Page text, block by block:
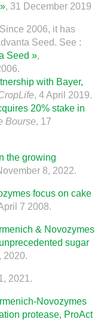
, 31 December 2019
2006, it has
Seed. See :
Seed »,
with Bayer,
, 4 April 2019.
20% stake in
Bourse, 17
the growing
8, 2022.
focus on cake
7 2008.
& Novozymes
sugar
2020.
2021.
Novozymes
protease, ProAct